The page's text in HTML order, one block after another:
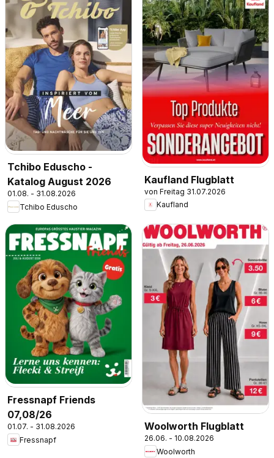
Tchibo Eduscho -
Katalog August 2026
01.08. - 31.08.2026
Tchibo Eduscho
Kaufland Flugblatt
von Freitag 31.07.2026
Kaufland
Fressnapf Friends
07,08/26
01.07. - 31.08.2026
Fressnapf
Woolworth Flugblatt
26.06. - 10.08.2026
Woolworth